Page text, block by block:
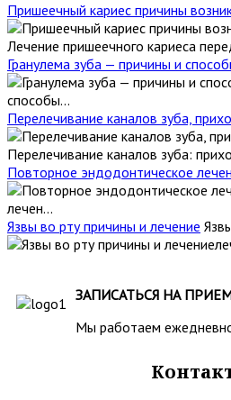
Пришеечный кариес причины
Лечение пришеечного кариеса
Гранулема зуба — причины и
способы...
Перелечивание каналов зуба,
Перелечивание каналов зуба:
Повторное эндодонтическое
лечен...
Язвы во рту причины и лечение
ЗАПИСАТЬСЯ НА
Мы работаем